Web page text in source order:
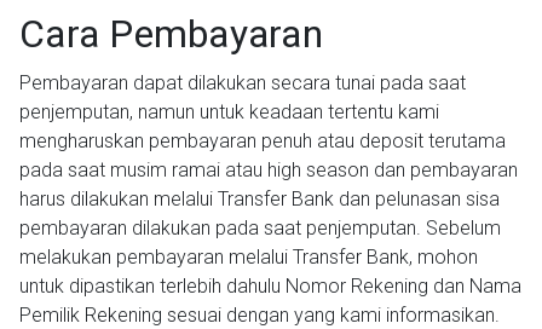
Cara Pembayaran
Pembayaran dapat dilakukan secara tunai pada saat
penjemputan, namun untuk keadaan tertentu kami
mengharuskan pembayaran penuh atau deposit terutama
pada saat musim ramai atau high season dan pembayaran
harus dilakukan melalui Transfer Bank dan pelunasan sisa
pembayaran dilakukan pada saat penjemputan. Sebelum
melakukan pembayaran melalui Transfer Bank, mohon
untuk dipastikan terlebih dahulu Nomor Rekening dan Nama
Pemilik Rekening sesuai dengan yang kami informasikan.